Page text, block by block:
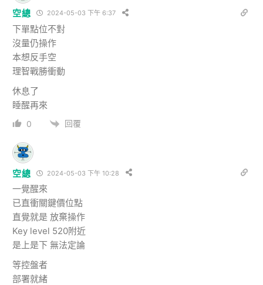
空總 2024-05-03 下午 6:37
下單點位不對
沒量仍操作
本想反手空
理智戰勝衝動
休息了
睡醒再來
0 回覆
空總 2024-05-03 下午 10:28
一覺醒來
已直衝關鍵價位點
直覺就是 放棄操作
Key level 520附近
是上是下 無法定論
等控盤者
部署就緒